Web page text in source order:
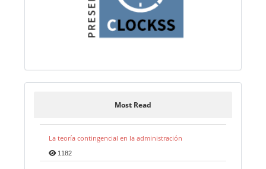
Most Read
La teoría contingencial en la administración
1182